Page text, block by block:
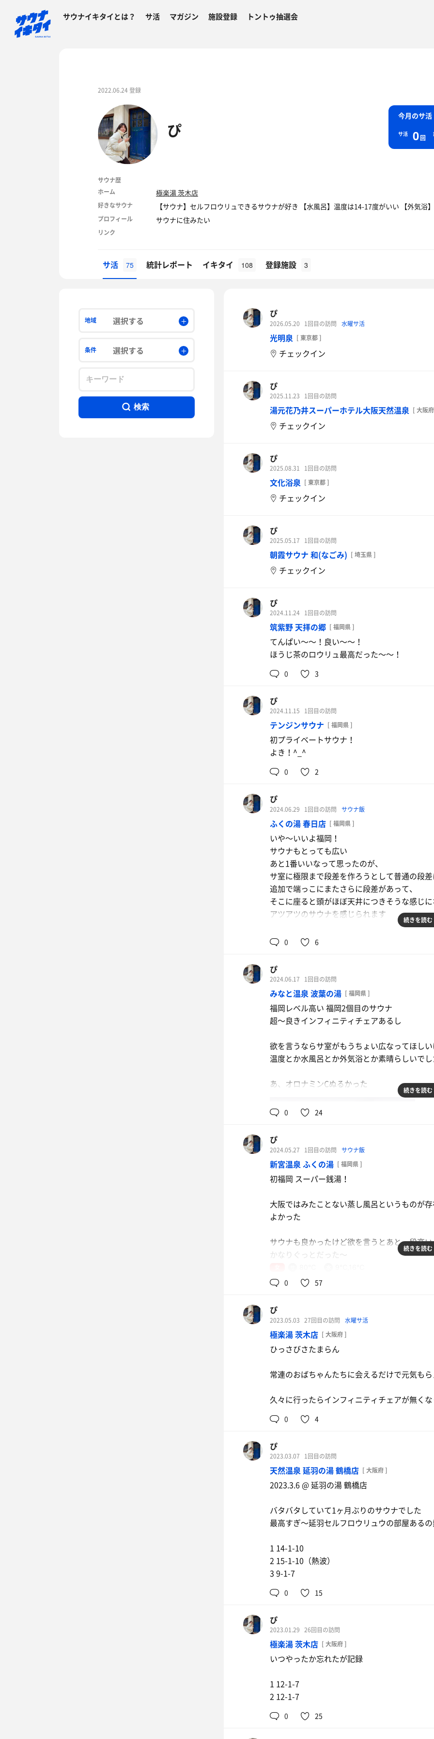
サウナイキタイとは？ サ活 マガジン 施設登録 トントゥ抽選会
2022.06.24 登録
ぴ
今月のサ活
サ活 0回
サウナ歴
ホーム
極楽湯 茨木店
好きなサウナ 【サウナ】セルフロウリュできるサウナが好き 【水風呂】温度は14-17度がいい 【外気浴
プロフィール サウナに住みたい
リンク
サ活 75 統計レポート イキタイ 108 登録施設 3
地域 選択する
条件 選択する
検索
ぴ
2026.05.20 1回目の訪問 水曜サ活
光明泉 [ 東京都 ]
チェックイン
ぴ
2025.11.23 1回目の訪問
湯元花乃井スーパーホテル大阪天然温泉 [ 大阪
チェックイン
ぴ
2025.08.31 1回目の訪問
文化浴泉 [ 東京都 ]
チェックイン
ぴ
2025.05.17 1回目の訪問
朝霞サウナ 和(なごみ) [ 埼玉県 ]
チェックイン
ぴ
2024.11.24 1回目の訪問
筑紫野 天拝の郷 [ 福岡県 ]
てんぱい〜〜！良い〜〜！
ほうじ茶のロウリュ最高だった〜〜！
0 3
ぴ
2024.11.15 1回目の訪問
テンジンサウナ [ 福岡県 ]
初プライベートサウナ！
よき！^_^
0 2
ぴ
2024.06.29 1回目の訪問 サウナ飯
ふくの湯 春日店 [ 福岡県 ]
いや〜いいよ福岡！
サウナもとっても広い
あと1番いいなって思ったのが、
サ室に極限まで段差を作ろうとして普通の段
追加で端っこにまたさらに段差があって、
そこに座ると頭がほぼ天井につきそうな感じ
アツアツのサウナを感じられます
水風呂も深め！ただしもうちょい冷たくても
あとは椅子ですよ
インフィニティチェア最高〜
椅子も困らないくらい置いてあって優勝
ていうか横が男湯で女は静かなのに
パーティーかのようにうるさかった！（笑）
とろろそば
続きを読む
0 6
ぴ
2024.06.17 1回目の訪問
みなと温泉 波葉の湯 [ 福岡県 ]
福岡レベル高い 福岡2個目のサウナ
超〜良きインフィニティチェアあるし
欲を言うならサ室がもうちょい広なってほし
温度とか水風呂とか外気浴とか素晴らしいで
あ、オロナミンCぬるかった
続きを読む
0 24
ぴ
2024.05.27 1回目の訪問 サウナ飯
新宮温泉 ふくの湯 [ 福岡県 ]
初福岡 スーパー銭湯！
大阪ではみたことない蒸し風呂というものが
よかった
サウナも良かったけど欲を言うとあと一段高
かなりぐっとだった〜
あと水風呂9度はまじ最高たまらん
おいしい 半人前
続きを読む
0 57
ぴ
2023.05.03 27回目の訪問 水曜サ活
極楽湯 茨木店 [ 大阪府 ]
ひっさびさたまらん
常連のおばちゃんたちに会えるだけで元気も
久々に行ったらインフィニティチェアが無く
0 4
ぴ
2023.03.07 1回目の訪問
天然温泉 延羽の湯 鶴橋店 [ 大阪府 ]
2023.3.6 @ 延羽の湯 鶴橋店
バタバタしていて1ヶ月ぶりのサウナでした
最高すぎ〜延羽セルフロウリュウの部屋ある
1 14-1-10
2 15-1-10（熱波）
3 9-1-7
0 15
ぴ
2023.01.29 26回目の訪問
極楽湯 茨木店 [ 大阪府 ]
いつやったか忘れたが記録
1 12-1-7
2 12-1-7
0 25